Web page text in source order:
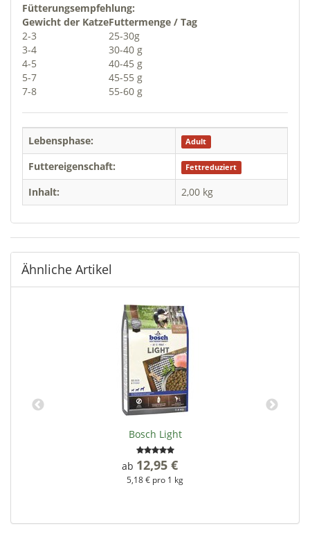
Fütterungsempfehlung:
Gewicht der KatzeFuttermenge / Tag
2-3
25-30g
3-4
30-40 g
4-5
40-45 g
5-7
45-55 g
7-8
55-60 g
Lebensphase: Adult
Futtereigenschaft: Fettreduziert
Inhalt: 2,00 kg
Ähnliche Artikel
Bosch Light
ab 12,95 €
5,18 € pro 1 kg